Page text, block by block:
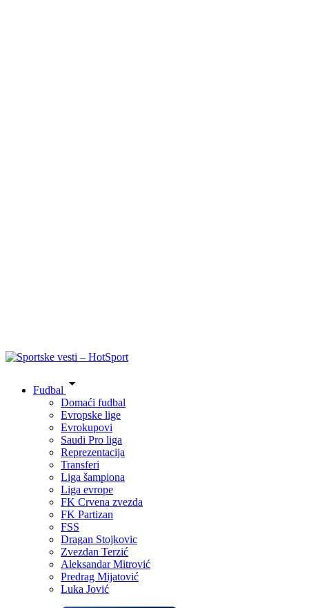
Fudbal
Domaći fudbal
Evropske lige
Evrokupovi
Saudi Pro liga
Reprezentacija
Transferi
Liga šampiona
Liga evrope
FK Crvena zvezda
FK Partizan
FSS
Dragan Stojkovic
Zvezdan Terzić
Aleksandar Mitrović
Predrag Mijatović
Luka Jović